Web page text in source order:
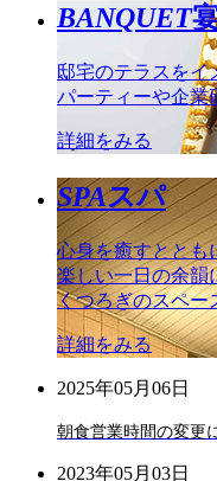
BANQUET
邸宅のテラスをイ
パーティーや企業
詳細をみる
SPAスパ
心身を癒すととも
楽しい一日の余韻
くつろぎのスペー
詳細をみる
2025年05月06日
朝食営業時間の変更
2023年05月03日